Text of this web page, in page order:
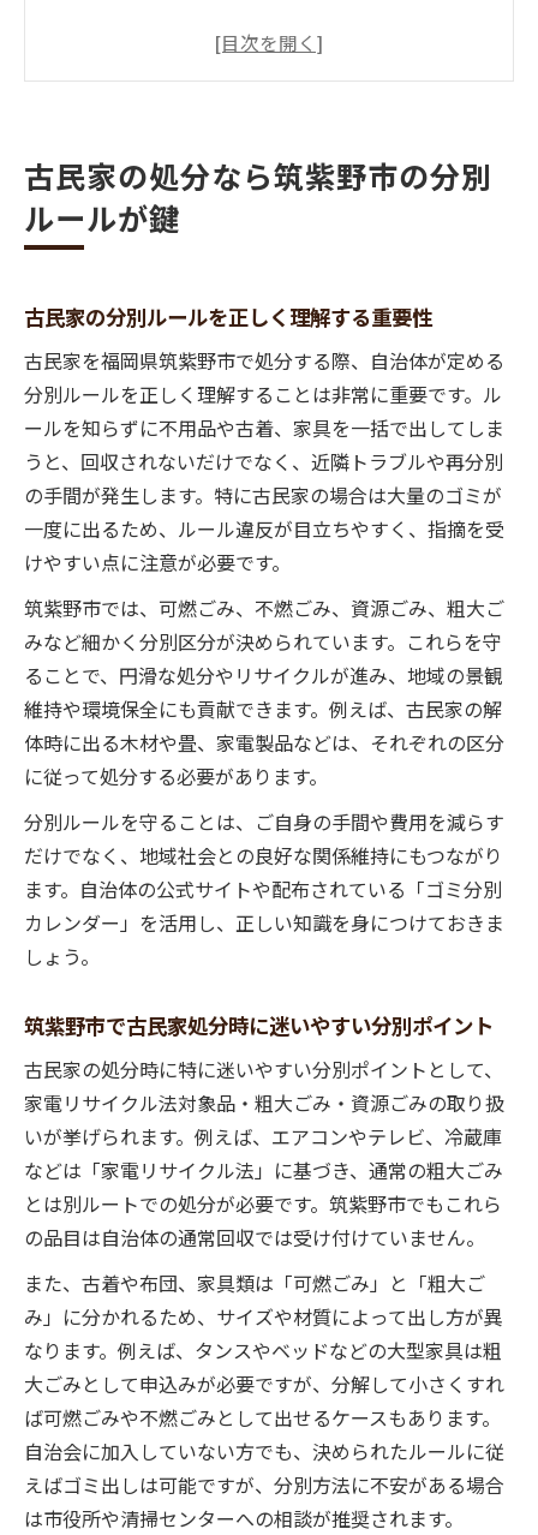
古民家の不用品を分別するための実践的な
筑紫野市のゴミ分別カレンダーと古民家処
分活用例
古民家処分時に知っておきたいゴミ収集の
不用品大量処分を福岡県筑紫野市で実現する方
古民家の大量不用品を効率的に処分するコ
ツ
筑紫野市の粗大ゴミ持ち込みを活用した古
民家整理法
古民家の不用品回収業者を選ぶ際の確認ポ
イント
古民家の大量処分で失敗しないスケジュー
ル管理法
古民家の家具や家電を安全に大量処分する
方法
自治会未加入でも古民家片付けに安心な流れ
古民家でも自治会未加入時のごみ出し基準
とは
自治会未加入で古民家片付け時に気を付け
る点
古民家の処分で自治体ルールを確実に守る
間の把握
自治会加入なしでの古民家ゴミ収集利用手
順
古着や家具を効率よく処分する現実的な手順
古民家の古着無料回収ボックスの活用法
古民家の家具処分をスムーズに行う実践手
順
古民家から出る古着の大量処分ポイント
古民家家具や古着の分別と再利用のコツ
古民家の大きな家具も無理なく処分する方
法
筑紫野市の無料回収を活用した古民家整理術
古民家の無料回収サービスを賢く使いこな
す方法
古民家の処分なら筑紫野市の分別
ルールが鍵
古民家の分別ルールを正しく理解する重要性
古民家を福岡県筑紫野市で処分する際、自治体が定める
分別ルールを正しく理解することは非常に重要です。ル
ールを知らずに不用品や古着、家具を一括で出してしま
うと、回収されないだけでなく、近隣トラブルや再分別
の手間が発生します。特に古民家の場合は大量のゴミが
一度に出るため、ルール違反が目立ちやすく、指摘を受
けやすい点に注意が必要です。
筑紫野市では、可燃ごみ、不燃ごみ、資源ごみ、粗大ご
みなど細かく分別区分が決められています。これらを守
ることで、円滑な処分やリサイクルが進み、地域の景観
維持や環境保全にも貢献できます。例えば、古民家の解
体時に出る木材や畳、家電製品などは、それぞれの区分
に従って処分する必要があります。
分別ルールを守ることは、ご自身の手間や費用を減らす
だけでなく、地域社会との良好な関係維持にもつながり
ます。自治体の公式サイトや配布されている「ゴミ分別
カレンダー」を活用し、正しい知識を身につけておきま
しょう。
筑紫野市で古民家処分時に迷いやすい分別ポイント
古民家の処分時に特に迷いやすい分別ポイントとして、
家電リサイクル法対象品・粗大ごみ・資源ごみの取り扱
いが挙げられます。例えば、エアコンやテレビ、冷蔵庫
などは「家電リサイクル法」に基づき、通常の粗大ごみ
とは別ルートでの処分が必要です。筑紫野市でもこれら
の品目は自治体の通常回収では受け付けていません。
また、古着や布団、家具類は「可燃ごみ」と「粗大ご
み」に分かれるため、サイズや材質によって出し方が異
なります。例えば、タンスやベッドなどの大型家具は粗
大ごみとして申込みが必要ですが、分解して小さくすれ
ば可燃ごみや不燃ごみとして出せるケースもあります。
自治会に加入していない方でも、決められたルールに従
えばゴミ出しは可能ですが、分別方法に不安がある場合
は市役所や清掃センターへの相談が推奨されます。